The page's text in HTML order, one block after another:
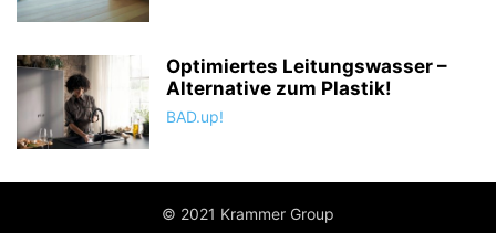
Optimiertes Leitungswasser –
Alternative zum Plastik!
BAD.up!
© 2021 Krammer Group